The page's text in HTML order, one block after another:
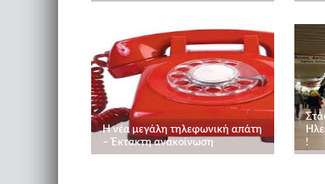
Η νέα μεγάλη τηλεφωνική απάτη
– Έκτακτη ανακοίνωση
!